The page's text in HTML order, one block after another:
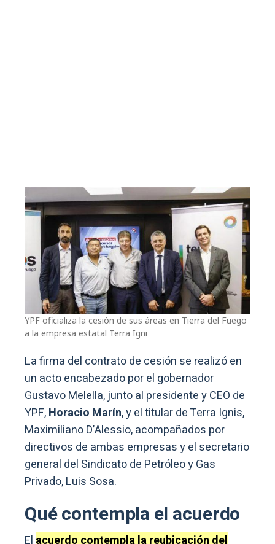
YPF oficializa la cesión de sus áreas en Tierra del Fuego
a la empresa estatal Terra Igni
La firma del contrato de cesión se realizó en
un acto encabezado por el gobernador
Gustavo Melella, junto al presidente y CEO de
YPF,Horacio Marín, y el titular de Terra Ignis,
Maximiliano D’Alessio, acompañados por
directivos de ambas empresas y el secretario
general del Sindicato de Petróleo y Gas
Privado, Luis Sosa.
Qué contempla el acuerdo